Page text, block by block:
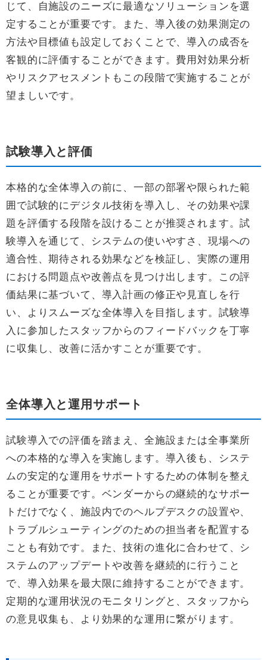
じて、自施設のニーズに最適なソリューションを選
定することが重要です。また、導入後の効果測定の
方法や目標値も設定しておくことで、導入の成否を
客観的に評価することができます。費用対効果分析
やリスクアセスメントもこの段階で実施することが
望ましいです。
試験導入と評価
本格的な全体導入の前に、一部の部署や限られた範
囲で試験的にデジタル技術を導入し、その効果や課
題を評価する段階を設けることが推奨されます。試
験導入を通じて、システムの使いやすさ、現場への
適合性、期待される効果などを検証し、実際の運用
における問題点や改善点を見つけ出します。この評
価結果に基づいて、導入計画の修正や見直しを行
い、よりスムーズな全体導入を目指します。試験導
入に参加したスタッフからのフィードバックを丁寧
に収集し、改善に活かすことが重要です。
全体導入と運用サポート
試験導入での評価を踏まえ、全施設または全事業所
への本格的な導入を実施します。導入後も、システ
ムの安定的な運用をサポートするための体制を整え
ることが重要です。ベンダーからの継続的なサポー
トだけでなく、施設内でのヘルプデスクの設置や、
トラブルシューティングのための担当者を配置する
ことも有効です。また、技術の進化に合わせて、シ
ステムのアップデートや改善を継続的に行うこと
で、導入効果を最大限に維持することができます。
定期的な運用状況のモニタリングと、スタッフから
の意見収集も、より効果的な運用に繋がります。